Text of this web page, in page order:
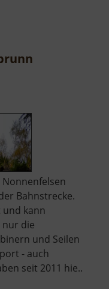
Bahnstrecke.
kann
die
und Seilen
- auch
seit 2011 hie..